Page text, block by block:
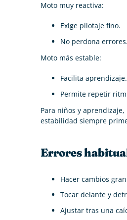
Moto muy reactiva:
Exige pilotaje fino.
No perdona errores.
Moto más estable:
Facilita aprendizaje.
Permite repetir
Para niños y aprendizaje,
estabilidad siempre
Errores
Hacer cambios
Tocar delante y
Ajustar tras una